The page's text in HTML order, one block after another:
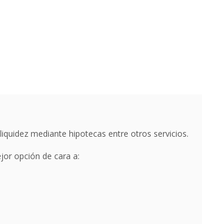
mediante hipotecas entre otros servicios.
opción de cara a: